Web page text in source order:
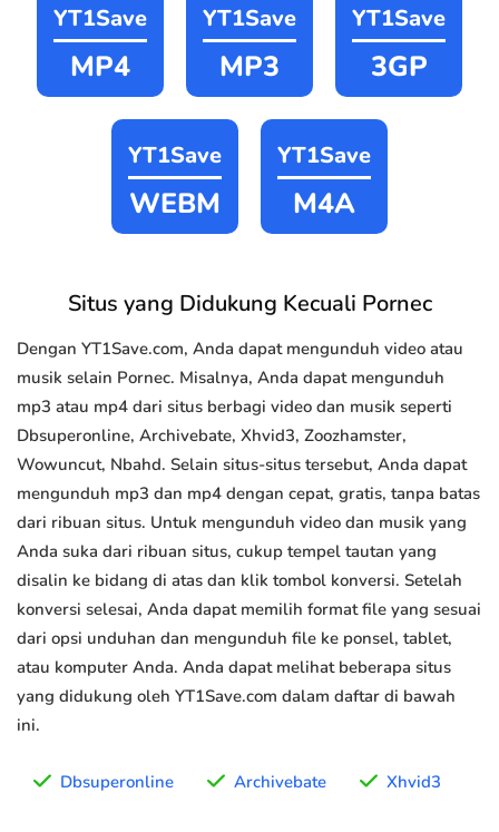
YT1Save
MP4
YT1Save
MP3
YT1Save
3GP
YT1Save
WEBM
YT1Save
M4A
Situs yang Didukung Kecuali Pornec
Dengan YT1Save.com, Anda dapat mengunduh video atau
musik selain Pornec. Misalnya, Anda dapat mengunduh
mp3 atau mp4 dari situs berbagi video dan musik seperti
Dbsuperonline, Archivebate, Xhvid3, Zoozhamster,
Wowuncut, Nbahd. Selain situs-situs tersebut, Anda dapat
mengunduh mp3 dan mp4 dengan cepat, gratis, tanpa batas
dari ribuan situs. Untuk mengunduh video dan musik yang
Anda suka dari ribuan situs, cukup tempel tautan yang
disalin ke bidang di atas dan klik tombol konversi. Setelah
konversi selesai, Anda dapat memilih format file yang sesuai
dari opsi unduhan dan mengunduh file ke ponsel, tablet,
atau komputer Anda. Anda dapat melihat beberapa situs
yang didukung oleh YT1Save.com dalam daftar di bawah
ini.
Dbsuperonline Archivebate Xhvid3